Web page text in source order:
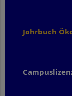
Jahrbuch